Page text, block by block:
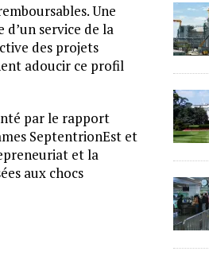
Une
service de la
des projets
adoucir ce profil
par le rapport
SeptentrionEst et
et la
aux chocs